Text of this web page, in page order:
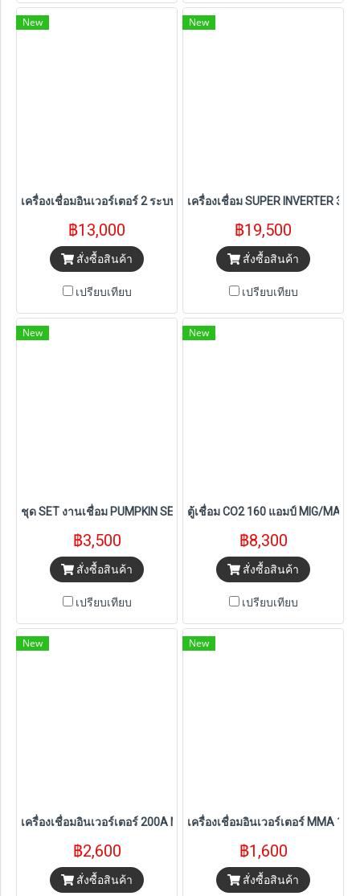
New
เครื่องเชื่อมอินเวอร์เตอร์ 2 ระบบ MMA/CUT45 PTT-CUT45AC
฿13,000
สั่งซื้อสินค้า
เปรียบเทียบ
New
เครื่องเชื่อม SUPER INVERTER 3
฿19,500
สั่งซื้อสินค้า
เปรียบเทียบ
New
ชุด SET งานเชื่อม PUMPKIN SETA ตู้เชื่อม/เครื่องเจียร์/หน้ากากเชื่อม
฿3,500
สั่งซื้อสินค้า
เปรียบเทียบ
New
ตู้เชื่อม CO2 160 แอมป์ MIG/MAG
฿8,300
สั่งซื้อสินค้า
เปรียบเทียบ
New
เครื่องเชื่อมอินเวอร์เตอร์ 200A NOVOARC รุ่น NOVO200
฿2,600
สั่งซื้อสินค้า
New
เครื่องเชื่อมอินเวอร์เตอร์ MMA
฿1,600
สั่งซื้อสินค้า